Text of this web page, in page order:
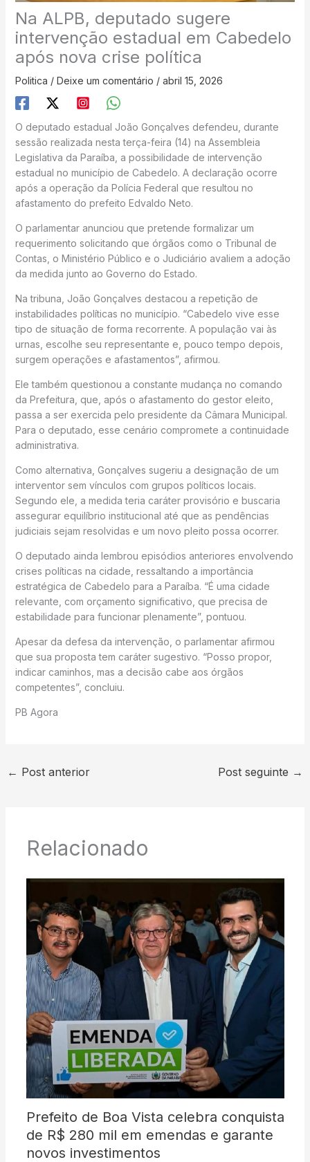
Na ALPB, deputado sugere
intervenção estadual em Cabedelo
após nova crise política
Politica / Deixe um comentário / abril 15, 2026
O deputado estadual João Gonçalves defendeu, durante
sessão realizada nesta terça-feira (14) na Assembleia
Legislativa da Paraíba, a possibilidade de intervenção
estadual no município de Cabedelo. A declaração ocorre
após a operação da Polícia Federal que resultou no
afastamento do prefeito Edvaldo Neto.
O parlamentar anunciou que pretende formalizar um
requerimento solicitando que órgãos como o Tribunal de
Contas, o Ministério Público e o Judiciário avaliem a adoção
da medida junto ao Governo do Estado.
Na tribuna, João Gonçalves destacou a repetição de
instabilidades políticas no município. “Cabedelo vive esse
tipo de situação de forma recorrente. A população vai às
urnas, escolhe seu representante e, pouco tempo depois,
surgem operações e afastamentos”, afirmou.
Ele também questionou a constante mudança no comando
da Prefeitura, que, após o afastamento do gestor eleito,
passa a ser exercida pelo presidente da Câmara Municipal.
Para o deputado, esse cenário compromete a continuidade
administrativa.
Como alternativa, Gonçalves sugeriu a designação de um
interventor sem vínculos com grupos políticos locais.
Segundo ele, a medida teria caráter provisório e buscaria
assegurar equilíbrio institucional até que as pendências
judiciais sejam resolvidas e um novo pleito possa ocorrer.
O deputado ainda lembrou episódios anteriores envolvendo
crises políticas na cidade, ressaltando a importância
estratégica de Cabedelo para a Paraíba. “É uma cidade
relevante, com orçamento significativo, que precisa de
estabilidade para funcionar plenamente”, pontuou.
Apesar da defesa da intervenção, o parlamentar afirmou
que sua proposta tem caráter sugestivo. “Posso propor,
indicar caminhos, mas a decisão cabe aos órgãos
competentes”, concluiu.
PB Agora
← Post anterior Post seguinte →
Relacionado
Prefeito de Boa Vista celebra conquista
de R$ 280 mil em emendas e garante
novos investimentos